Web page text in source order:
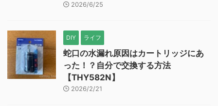
2026/6/25
DIY ライフ
蛇口の水漏れ原因はカートリッジにあ
った！？自分で交換する方法
【THY582N】
2026/2/21